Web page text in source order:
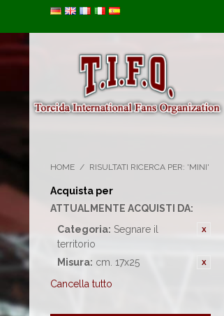
HOME / RISULTATI RICERCA PER: 'MINI'
Acquista per
ATTUALMENTE ACQUISTI DA:
Categoria: Segnare il
territorio
Misura: cm. 17x25
Cancella tutto